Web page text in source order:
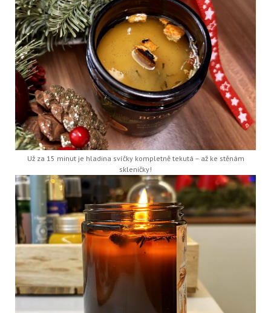
Už za 15 minut je hladina svíčky kompletně tekutá – až ke stěnám
skleničky!